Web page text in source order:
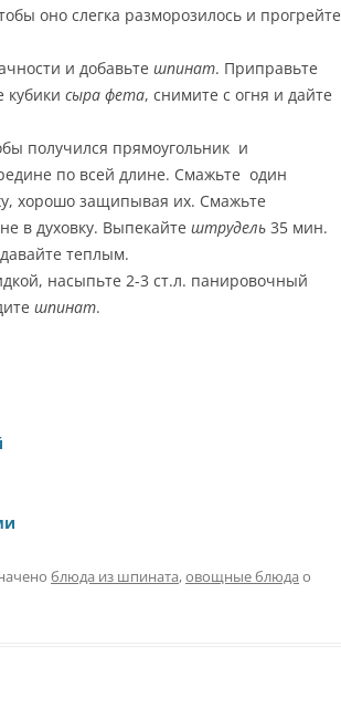
оно слегка разморозилось и прогрейте
и добавьте шпинат. Приправьте
кубики сыра фета, снимите с огня и дайте
получился прямоугольник и
по всей длине. Смажьте один
хорошо защипывая их. Смажьте
в духовку. Выпекайте штрудель 35 мин.
теплым.
насыпьте 2-3 ст.л. панировочный
шпинат.
блюда из шпината,овощные блюда о